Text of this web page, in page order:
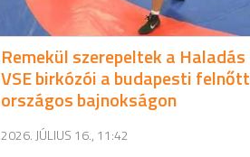
Remekül szerepeltek a Haladás
VSE birkózói a budapesti felnőtt
országos bajnokságon
2026. JÚLIUS 16., 11:42